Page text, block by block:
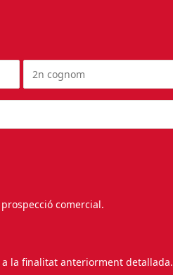
comercial.
la finalitat anteriorment detallada.